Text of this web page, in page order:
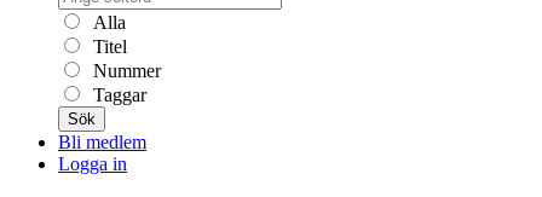
Alla
Titel
Nummer
Taggar
Sök
Bli medlem
Logga in